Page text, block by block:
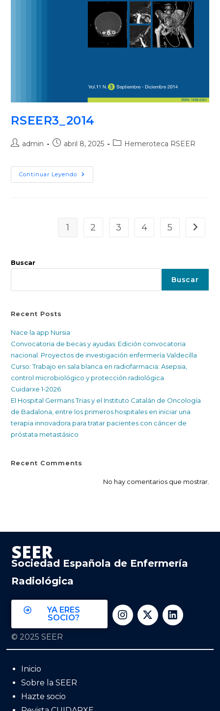
RSEER3_2014
admin abril 8, 2025 Hemeroteca RSEER
Continuar Leyendo
1 2 3 4 5
Buscar
Buscar
Recent Posts
Nace la app Nursia
Convocatoria de becas y ayudas: Edición convocatoria
nacional. Proyectos de investigación enfermería Valdecilla
Curso: Trabajo en sala blanca en radiofarmacia: Asepsia,
control microbiológico y protección radiológica
Cuidarxe 1-2026
El Hospital Germans Trias y el Instituto Catalán de Oncología
de Badalona, entre los primeros hospitales en iniciar una
terapia innovadora para tratar pacientes con cáncer de
próstata metastásico
Recent Comments
No hay comentarios que mostrar.
SEER
Sociedad Española de Enfermería
Radiológica
YA ERES
SOCIO?
© 2025 SEER
Inicio
Sobre la SEER
Hazte socio